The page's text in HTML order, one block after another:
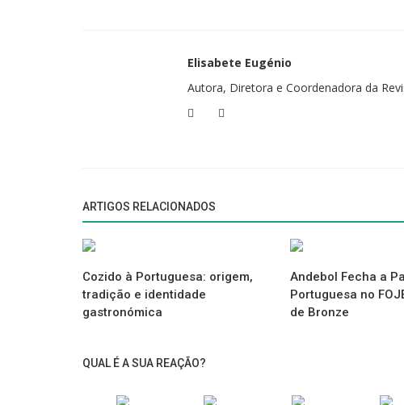
Elisabete Eugénio
Autora, Diretora e Coordenadora da
ARTIGOS RELACIONADOS
Cozido à Portuguesa: origem,
tradição e identidade
gastronómica
Andebol Fecha a
Portuguesa no
de Bronze
QUAL É A SUA REAÇÃO?